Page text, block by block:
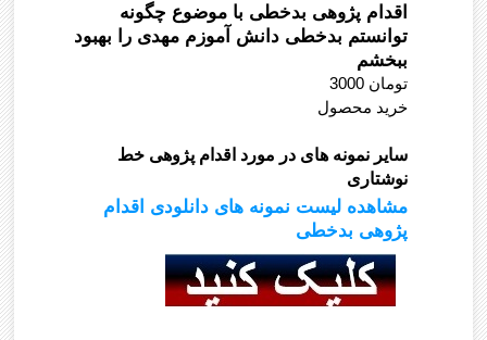
اقدام پژوهی بدخطی با موضوع چگونه
توانستم بدخطی دانش آموزم مهدی را بهبود
ببخشم
3000 تومان
خرید محصول
سایر نمونه های در مورد اقدام پژوهی خط
نوشتاری
پژوهی بدخطی